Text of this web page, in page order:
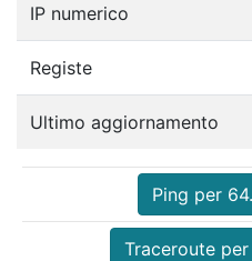
IP numerico
Registe
Ultimo aggiornamento
Ping per
Traceroute